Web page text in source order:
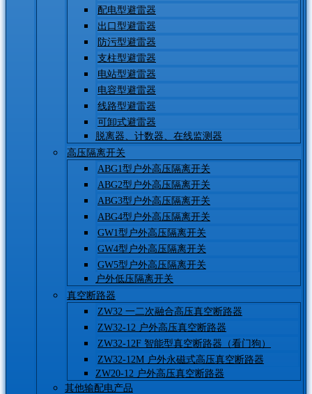
配电型避雷器
出口型避雷器
防污型避雷器
支柱型避雷器
电站型避雷器
电容型避雷器
线路型避雷器
可卸式避雷器
脱离器、计数器、在线监测器
高压隔离开关
ABG1型户外高压隔离开关
ABG2型户外高压隔离开关
ABG3型户外高压隔离开关
ABG4型户外高压隔离开关
GW1型户外高压隔离开关
GW4型户外高压隔离开关
GW5型户外高压隔离开关
户外低压隔离开关
真空断路器
ZW32 一二次融合高压真空断路器
ZW32-12 户外高压真空断路器
ZW32-12F 智能型真空断路器（看门狗）
ZW32-12M 户外永磁式高压真空断路器
ZW20-12 户外高压真空断路器
其他输配电产品